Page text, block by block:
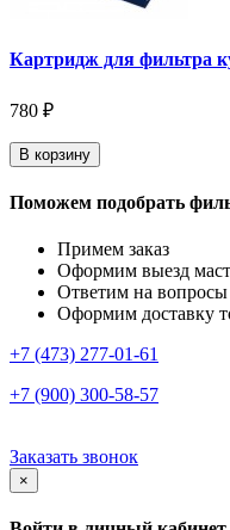
Картридж для фильтра
780 ₽
В корзину
Поможем подобрать
Примем заказ
Оформим выезд
Ответим на вопросы
Оформим доставку
+7 (473) 277-01-61
+7 (900) 300-58-57
Заказать звонок
×